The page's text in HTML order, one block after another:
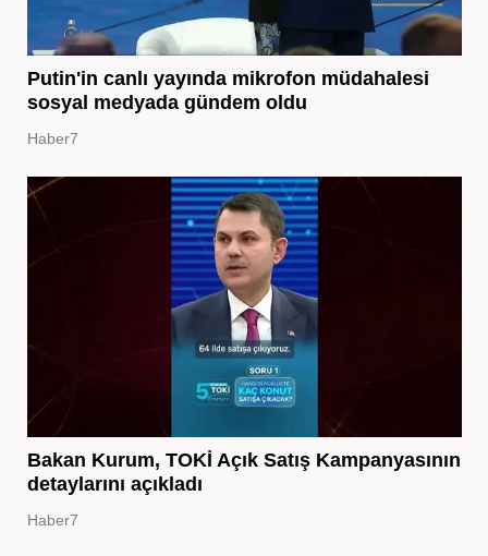
Putin'in canlı yayında mikrofon müdahalesi
sosyal medyada gündem oldu
Haber7
Bakan Kurum, TOKİ Açık Satış Kampanyasının
detaylarını açıkladı
Haber7